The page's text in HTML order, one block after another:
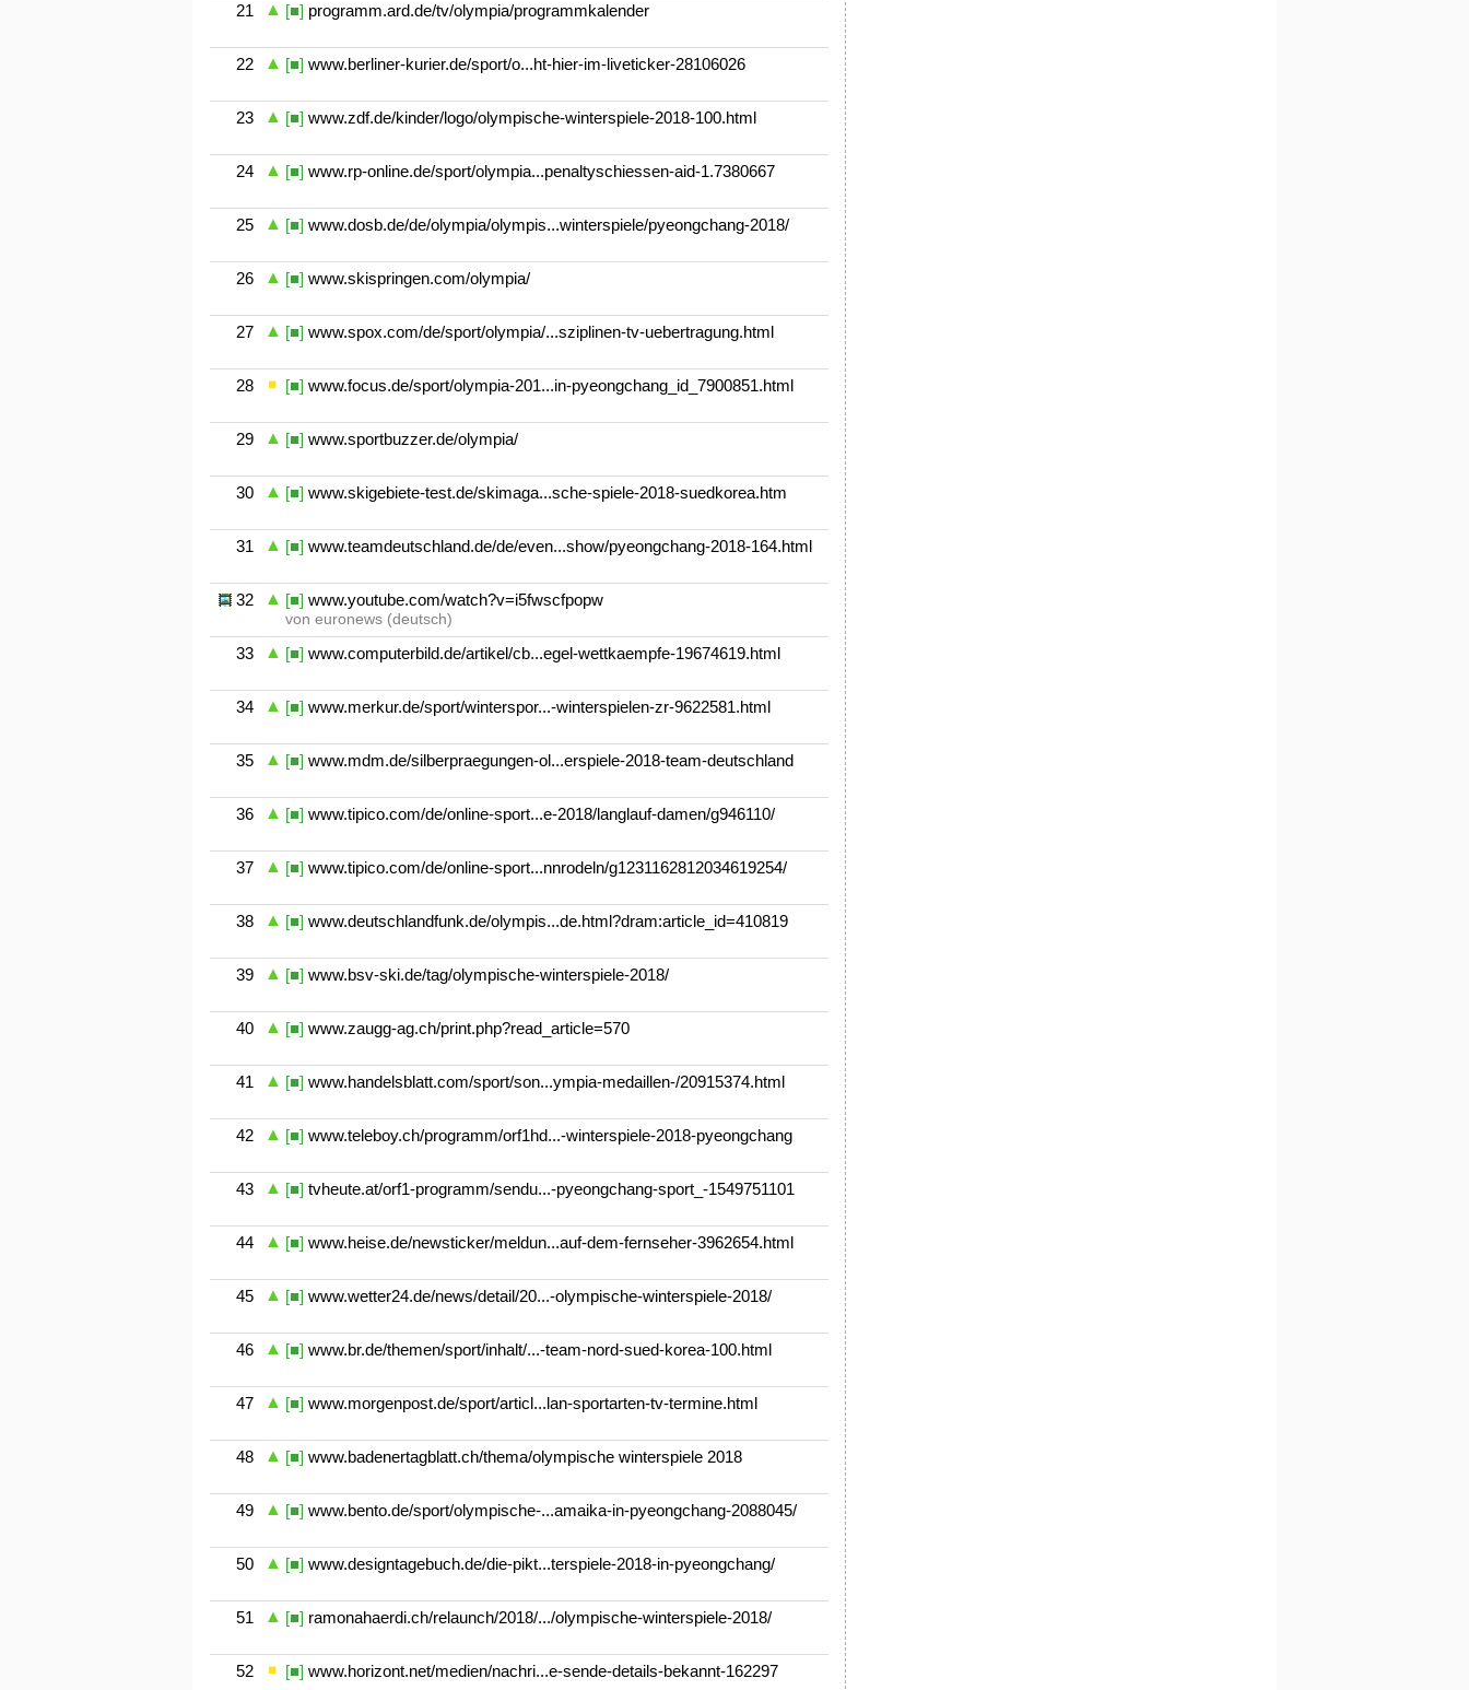
21 [■] programm.ard.de/tv/olympia/programmkalender
22 [■] www.berliner-kurier.de/sport/o...ht-hier-im-liveticker-28106026
23 [■] www.zdf.de/kinder/logo/olympische-winterspiele-2018-100.html
24 [■] www.rp-online.de/sport/olympia...penaltyschiessen-aid-1.7380667
25 [■] www.dosb.de/de/olympia/olympis...winterspiele/pyeongchang-2018/
26 [■] www.skispringen.com/olympia/
27 [■] www.spox.com/de/sport/olympia/...sziplinen-tv-uebertragung.html
28 [■] www.focus.de/sport/olympia-201...in-pyeongchang_id_7900851.html
29 [■] www.sportbuzzer.de/olympia/
30 [■] www.skigebiete-test.de/skimaga...sche-spiele-2018-suedkorea.htm
31 [■] www.teamdeutschland.de/de/even...show/pyeongchang-2018-164.html
32 [■] www.youtube.com/watch?v=i5fwscfpopw
von euronews (deutsch)
33 [■] www.computerbild.de/artikel/cb...egel-wettkaempfe-19674619.html
34 [■] www.merkur.de/sport/winterspor...-winterspielen-zr-9622581.html
35 [■] www.mdm.de/silberpraegungen-ol...erspiele-2018-team-deutschland
36 [■] www.tipico.com/de/online-sport...e-2018/langlauf-damen/g946110/
37 [■] www.tipico.com/de/online-sport...nnrodeln/g1231162812034619254/
38 [■] www.deutschlandfunk.de/olympis...de.html?dram:article_id=410819
39 [■] www.bsv-ski.de/tag/olympische-winterspiele-2018/
40 [■] www.zaugg-ag.ch/print.php?read_article=570
41 [■] www.handelsblatt.com/sport/son...ympia-medaillen-/20915374.html
42 [■] www.teleboy.ch/programm/orf1hd...-winterspiele-2018-pyeongchang
43 [■] tvheute.at/orf1-programm/sendu...-pyeongchang-sport_-1549751101
44 [■] www.heise.de/newsticker/meldun...auf-dem-fernseher-3962654.html
45 [■] www.wetter24.de/news/detail/20...-olympische-winterspiele-2018/
46 [■] www.br.de/themen/sport/inhalt/...-team-nord-sued-korea-100.html
47 [■] www.morgenpost.de/sport/articl...lan-sportarten-tv-termine.html
48 [■] www.badenertagblatt.ch/thema/olympische winterspiele 2018
49 [■] www.bento.de/sport/olympische-...amaika-in-pyeongchang-2088045/
50 [■] www.designtagebuch.de/die-pikt...terspiele-2018-in-pyeongchang/
51 [■] ramonahaerdi.ch/relaunch/2018/.../olympische-winterspiele-2018/
52 [■] www.horizont.net/medien/nachri...e-sende-details-bekannt-162297